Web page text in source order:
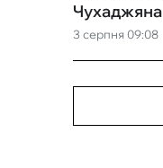
3 серпня 09:08
Чухаджяна